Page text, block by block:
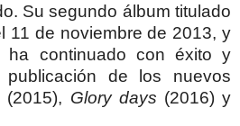
Su segundo álbum titulado
11 de noviembre de 2013, y
ha continuado con éxito y
de los nuevos
(2015), Glory days (2016) y